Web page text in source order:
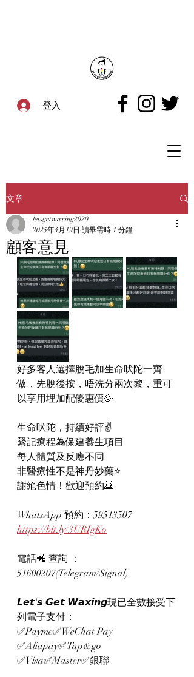
登入
文章
顧客意見
letsgetwaxing2020
2025年4月19日 讀畢需時 1 分鐘
好多客人選擇脫毛加生命吠陀一齊
做，先脫後按，唔洗分兩次黎，重可
以享用埋加配優惠價🥳
生命吠陀，持續好評✌️
緊記療程為保建養生項目
每人體質及反應不同
非醫療性不是神丹妙藥⭐
謝絕色情！歡迎預約🙇
WhatsApp 預約：59513507
https://bit.ly/3URIgKo
電話📲 查詢 ：
51600207(Telegram/Signal)
𝙇𝙚𝙩'𝙨 𝙂𝙚𝙩 𝙒𝙖𝙭𝙞𝙣𝙜現已全數接受下
列電子支付：
✅Payme✅WeChat Pay
✅Aliapay✅Tap&go
✅Visa✅Master✅銀聯